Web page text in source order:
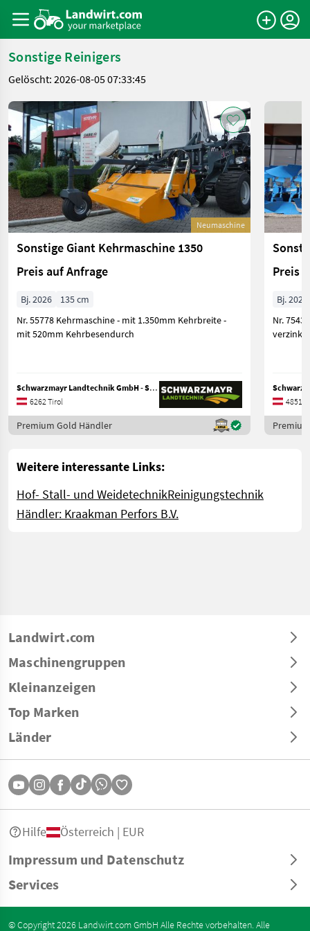
Sonstige Reinigers
Gelöscht: 2026-08-05 07:33:45
Neumaschine
Sonstige Giant Kehrmaschine 1350
Preis auf Anfrage
Bj. 2026
135 cm
Nr. 55778 Kehrmaschine - mit 1.350mm Kehrbreite -
mit 520mm Kehrbesendurch
Schwarzmayr Landtechnik GmbH - Schlitters
6262 Tirol
Premium Gold Händler
Preis
Bj. 2026
Nr. 75433 Kehrmaschine KEH 230 Type
4851
Weitere interessante Links:
Hof- Stall- und WeidetechnikReinigungstechnik
Händler: Kraakman Perfors B.V.
Landwirt.com
Maschinengruppen
Kleinanzeigen
Top Marken
Länder
Impressum und Datenschutz
Services
Hilfe Österreich | EUR
© Copyright 2026 Landwirt.com GmbH Alle Rechte vorbehalten. Alle